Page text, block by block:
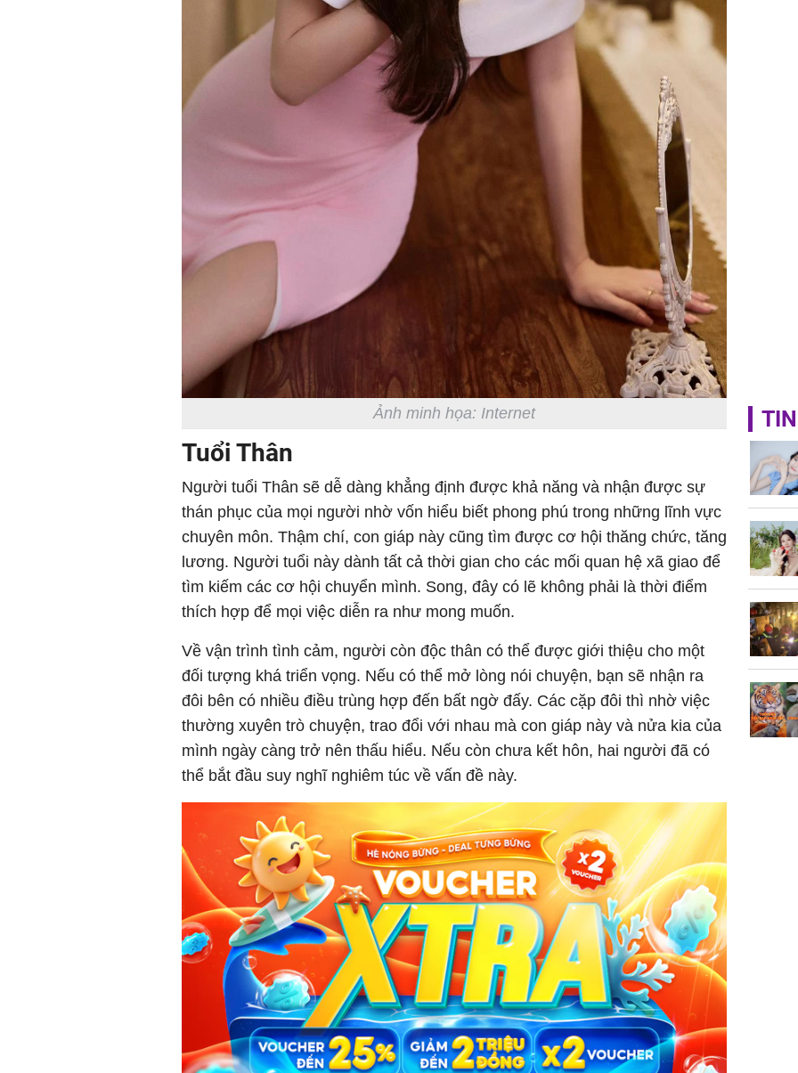
Ảnh minh họa: Internet
Tuổi Thân
Người tuổi Thân sẽ dễ dàng khẳng định được khả năng và nhận được sự
thán phục của mọi người nhờ vốn hiểu biết phong phú trong những lĩnh vực
chuyên môn. Thậm chí, con giáp này cũng tìm được cơ hội thăng chức, tăng
lương. Người tuổi này dành tất cả thời gian cho các mối quan hệ xã giao để
tìm kiếm các cơ hội chuyển mình. Song, đây có lẽ không phải là thời điểm
thích hợp để mọi việc diễn ra như mong muốn.
Về vận trình tình cảm, người còn độc thân có thể được giới thiệu cho một
đối tượng khá triển vọng. Nếu có thể mở lòng nói chuyện, bạn sẽ nhận ra
đôi bên có nhiều điều trùng hợp đến bất ngờ đấy. Các cặp đôi thì nhờ việc
thường xuyên trò chuyện, trao đổi với nhau mà con giáp này và nửa kia của
mình ngày càng trở nên thấu hiểu. Nếu còn chưa kết hôn, hai người đã có
thể bắt đầu suy nghĩ nghiêm túc về vấn đề này.